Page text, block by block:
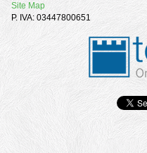
Site Map
P. IVA: 03447800651